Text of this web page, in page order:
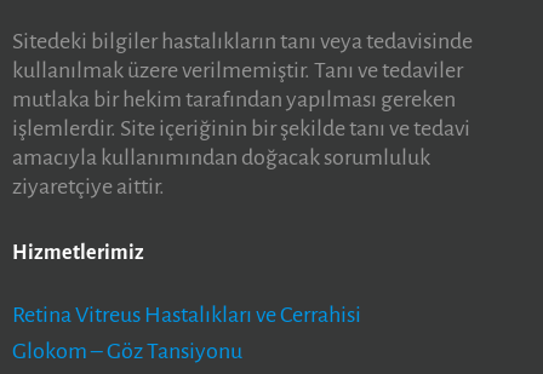
Sitedeki bilgiler hastalıkların tanı veya tedavisinde
kullanılmak üzere verilmemiştir. Tanı ve tedaviler
mutlaka bir hekim tarafından yapılması gereken
işlemlerdir. Site içeriğinin bir şekilde tanı ve tedavi
amacıyla kullanımından doğacak sorumluluk
ziyaretçiye aittir.
Hizmetlerimiz
Retina Vitreus Hastalıkları ve Cerrahisi
Glokom – Göz Tansiyonu